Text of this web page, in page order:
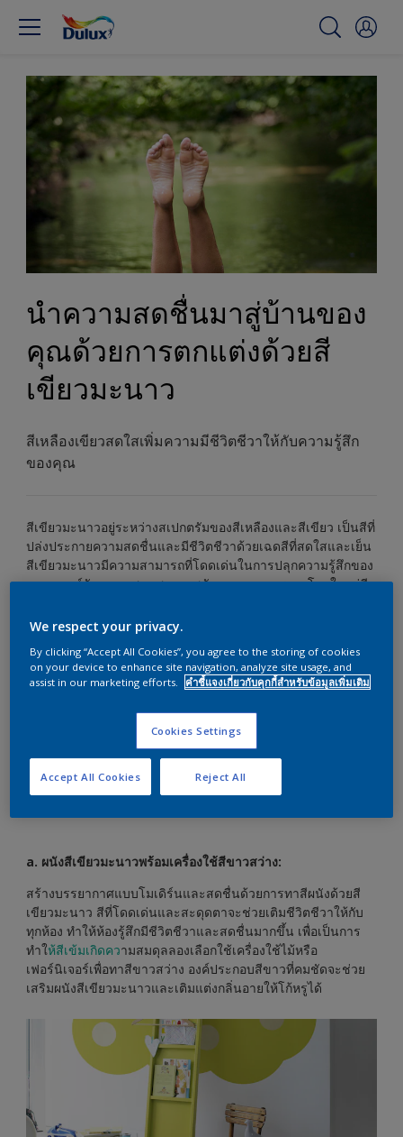
นำความสดชื่นมาสู่บ้านของ
คุณด้วยการตกแต่งด้วยสี
เขียวมะนาว
สีเหลืองเขียวสดใสเพิ่มความมีชีวิตชีวาให้กับความรู้สึก
ของคุณ
สีเขียวมะนาวอยู่ระหว่างสเปกตรัมของสีเหลืองและสีเขียว เป็นสีที่
ปล่งประกายความสดชื่นและมีชีวิตชีวาด้วยเฉดสีที่สดใสและเย็น
สีเขียวมะนาวมีความสามารถที่โดดเด่นในการปลุกความรู้สึกของ
ความเยาว์วัย ความสนุกสนาน พลังงาน และการมองโลกในแง่ดี
หลายคนเชื่อว่าสีเขียวมะนาวให้ความรู้สึกถึงความหวัง การคาด
หวัง และกำลังใจ ส่วนสำคัญของสีเขียวมะนาวที่ทำให้มีชีวิตชีวา
มีศักยภาพช่วยในการฟื้นคืนจิตวิญญาณและยกระดับจิตใจภายใน
จึงทำให้เป็นส่วนเสริมที่สมบูรณ์แบบในการตกแต่งบ้านของคุณ
หากคุณต้องการเติมบรรยากาศที่มีชีวิตชีวาให้กับพื้นที่อยู่อาศัยของ
คุณ ลองพิจารณาการนำสีเขียวมะนาวมาใช้ในบ้านของคุณ และ
ต่อไปนี้คือแนวคิดที่จะช่วยสร้างแรงบันดาลใจในการปลดปล่อย
a. ผนังสีเขียวมะนาวพร้อมเครื่องใช้สีขาวสว่าง:
สร้างบรรยากาศแบบโมเดิร์นและสดชื่นด้วยการทาสีผนังด้วยสี
เขียวมะนาว สีที่โดดเด่นและสะดุดตาจะช่วยเติมชีวิตชีวาให้กับ
ทุกห้อง ทำให้ห้องรู้สึกมีชีวิตชีวาและสดชื่นมากขึ้น เพื่อเป็นการ
ทำให้สีเข้มเกิดความสมดุลลองเลือกใช้เครื่องใช้ไม้หรือ
เฟอร์นิเจอร์เพื่อทาสีขาวสว่าง องค์ประกอบสีขาวที่คมชัดจะช่วย
เสริมผนังสีเขียวมะนาวและเติมแต่งกลิ่นอายให้โก้หรูได้
We respect your privacy.
By clicking “Accept All Cookies”, you agree to the storing of cookies
on your device to enhance site navigation, analyze site usage, and
assist in our marketing efforts.
คำชี้แจงเกี่ยวกับคุกกี้สำหรับข้อมูลเพิ่มเติม
Cookies Settings
Reject All
Accept All Cookies